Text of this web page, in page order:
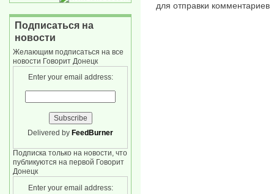
для отправки комментариев
Подписаться на
новости
Желающим подписаться на все
новости Говорит Донецк
Enter your email address:
Delivered by FeedBurner
Подписка только на новости, что
публикуются на первой Говорит
Донецк
Enter your email address: